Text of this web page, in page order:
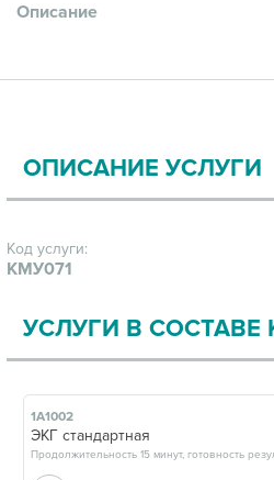
Описание
ОПИСАНИЕ УСЛУГИ
Код услуги:
КМУ071
УСЛУГИ В СОСТАВЕ
1А1002
ЭКГ стандартная
Продолжительность 15 минут, готовность